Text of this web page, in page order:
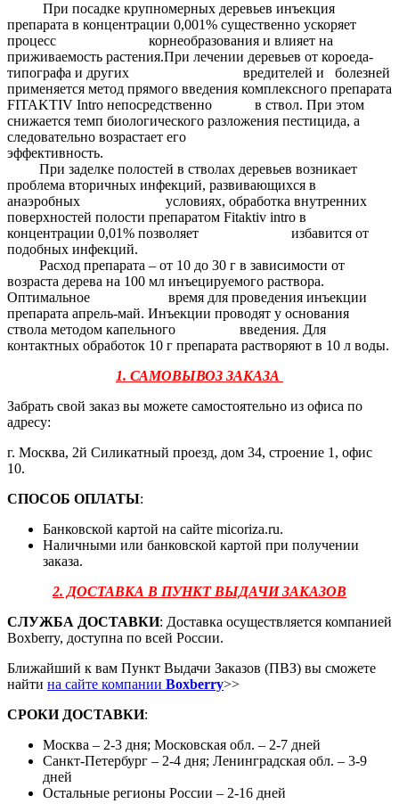
При посадке крупномерных деревьев инъекция
препарата в концентрации 0,001% существенно ускоряет
процесс корнеобразования и влияет на
приживаемость растения.При лечении деревьев от короеда-
типографа и других вредителей и болезней
применяется метод прямого введения комплексного препарата
FITAKTIV Intro непосредственно в ствол. При этом
снижается темп биологического разложения пестицида, а
следовательно возрастает его
эффективность.
При заделке полостей в стволах деревьев возникает
проблема вторичных инфекций, развивающихся в
анаэробных условиях, обработка внутренних
поверхностей полости препаратом Fitaktiv intro в
концентрации 0,01% позволяет избавится от
подобных инфекций.
Расход препарата – от 10 до 30 г в зависимости от
возраста дерева на 100 мл инъецируемого раствора.
Оптимальное время для проведения инъекции
препарата апрель-май. Инъекции проводят у основания
ствола методом капельного введения. Для
контактных обработок 10 г препарата растворяют в 10 л воды.
1. САМОВЫВОЗ ЗАКАЗА
Забрать свой заказ вы можете самостоятельно из офиса по
адресу:
г. Москва, 2й Силикатный проезд, дом 34, строение 1, офис
10.
СПОСОБ ОПЛАТЫ:
Банковской картой на сайте micoriza.ru.
Наличными или банковской картой при получении
заказа.
2. ДОСТАВКА В ПУНКТ ВЫДАЧИ ЗАКАЗОВ
СЛУЖБА ДОСТАВКИ: Доставка осуществляется компанией
Boxberry, доступна по всей России.
Ближайший к вам Пункт Выдачи Заказов (ПВЗ) вы сможете
найти на сайте компании Boxberry>>
СРОКИ ДОСТАВКИ:
Москва – 2-3 дня; Московская обл. – 2-7 дней
Санкт-Петербург – 2-4 дня; Ленинградская обл. – 3-9
дней
Остальные регионы России – 2-16 дней